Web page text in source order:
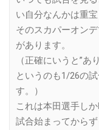
い自分なんかは重宝
そのスカパーオン
があります。
（正確にいうと”あ
というのも1/26の
す。）
これは本田選手し
試合始まってから